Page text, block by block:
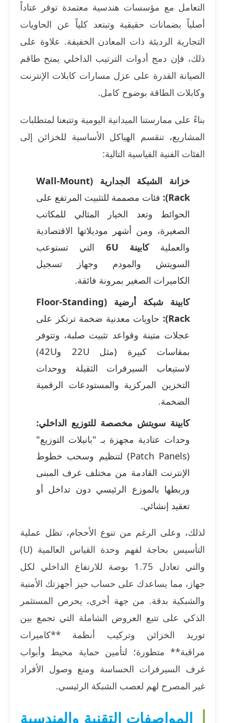
التعامل مع مؤسسات هندسية معتمدة توفر عتاداً
أصلياً بضمانات حقيقية وتبتعد كلياً عن الحاويات
التجارية الرديئة ذات المعادن الخفيفة. علاوة على
ذلك، فإن دمج أدوات الترتيب الداخلي يمنح طاقم
الصيانة القدرة على عزل مسارات كابلات الإنترنت
وكابلات الطاقة بوضوح كامل.
بناءً على ممارستنا الميدانية اليومية وتتبعنا لمتطلبات
المشاريع، تنقسم الهياكل الأساسية للخزائن إلى
الفئات الفنية القياسية التالية:
خزانة الشبكة الجدارية (Wall-Mount
Rack):
فئات مصممة للتثبيت المرتفع على
الحوائط وتعد الخيار المثالي للمكاتب
الصغيرة، ومن أشهر موديلاتها الاقتصادية
والعمليةكابينة 6U
التي تستوعب
السويتش والمودم وجهاز تسجيل
الكاميرات الصغير بمرونة فائقة.
كابينة شبكة أرضية (Floor-Standing
Rack):
حاويات معدنية ضخمة ترتكز على
عجلات متينة وقواعد تثبيت صلبة، وتتوفر
بمقاسات كبيرة (مثل 22U و42U)
لاستيعاب السيرفرات الثقيلة ووحدات
التخزين المركزية والمستودعات الرقمية
الضخمة.
كابينة سويتش مخصصة للتوزيع الداخلي:
وحدات عتادية مجهزة بـ "بانيلات التوزيع"
(Patch Panels) لتنظيم وسحب خطوط
الإنترنت القادمة من مختلف غرف المبنى
وربطها بالموزع الرئيسي دون تداخل أو
تعقيد إنشائي.
لذلك، وعلى الرغم من تنوع الأحجام، تظل عملية
التأسيس بحاجة لفهم وحدة القياس العالمية (U)
والتي تعادل 1.75 بوصة للارتفاع الداخلي لكل
جهاز، مما يساعدك على حساب حيز أجهزتك الأمنية
والشبكية بدقة. من جهة أخرى، يحرص المستثمر
الذكي على تتبع العروض الشاملة التي تجمع بين
توريد الخزائن وتركيب أنظمة **كاميرات
مراقبة** متطورة؛ لتأمين حماية محيط وأبواب
غرف السيرفرات الحساسة ومنع وصول الأفراد
غير المصرح لهم لعصب الشبكة الرئيسي.
المواصفات التقنية والهندسية